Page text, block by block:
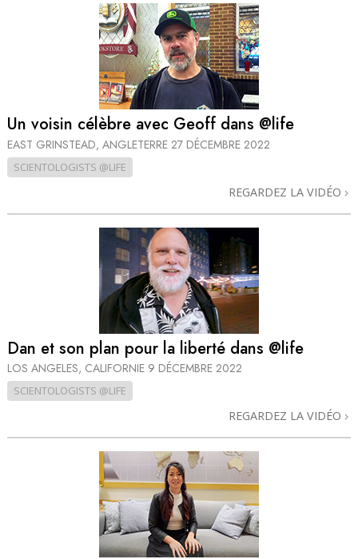
Un voisin célèbre avec Geoff dans @life
EAST GRINSTEAD, ANGLETERRE 27 DÉCEMBRE 2022
SCIENTOLOGISTS @LIFE
REGARDEZ LA VIDÉO
Dan et son plan pour la liberté dans @life
LOS ANGELES, CALIFORNIE 9 DÉCEMBRE 2022
SCIENTOLOGISTS @LIFE
REGARDEZ LA VIDÉO